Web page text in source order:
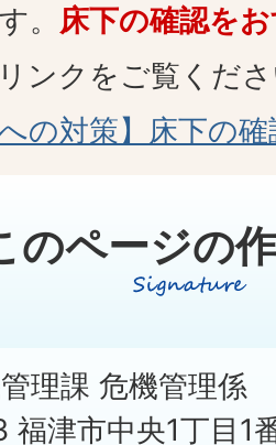
。 床下の確認を
ンクをご覧くだ
への対策】床下の
のページの
理課 危機管理係
津市中央1丁目1